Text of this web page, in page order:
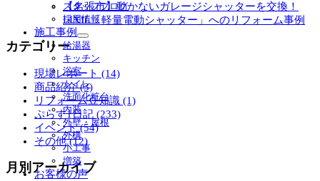
スタッフブログ
採用情報
施工事例
サ
ブ
ニ
ュ
ー
を
展
開
給湯器
キッチン
浴室
トイレ
洗面化粧台
内装
外壁・屋根
外構
小工事
増築
お客様の声
【名張市】動かないガレージシャッターを交換！
LIXIL「軽量電動シャッター」へのリフォーム事例
カテゴリー
現場レポート (14)
商品紹介 (3)
リフォーム豆知識 (1)
ぷらす1日記 (233)
イベント (54)
その他 (12)
月別アーカイブ